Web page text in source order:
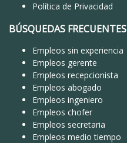
Política de Privacidad
BÚSQUEDAS FRECUENTES
Empleos sin experiencia
Empleos gerente
Empleos recepcionista
Empleos abogado
Empleos ingeniero
Empleos chofer
Empleos secretaria
Empleos medio tiempo